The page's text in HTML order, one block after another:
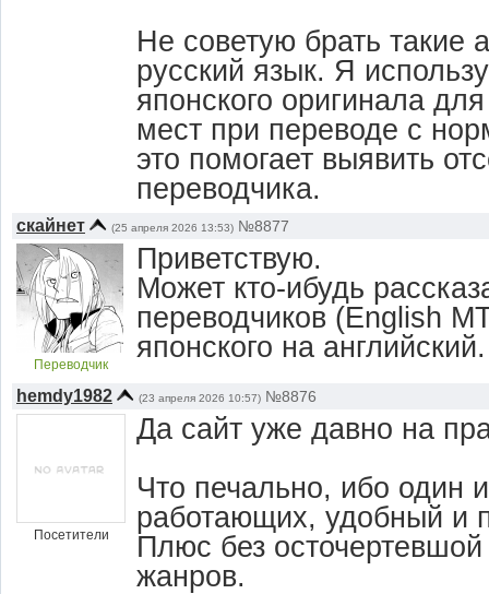
Не советую брать такие
русский язык. Я
японского оригинала
мест при переводе с
это помогает выявить
переводчика.
скайнет (25 апреля 2026 13:53) №8877
Переводчик
Приветствую.
Может кто-ибудь
переводчиков (English
японского на английский.
hemdy1982 (23 апреля 2026 10:57) №8876
Посетители
Да сайт уже давно на
Что печально, ибо один
работающих, удобный и
Плюс без
жанров.